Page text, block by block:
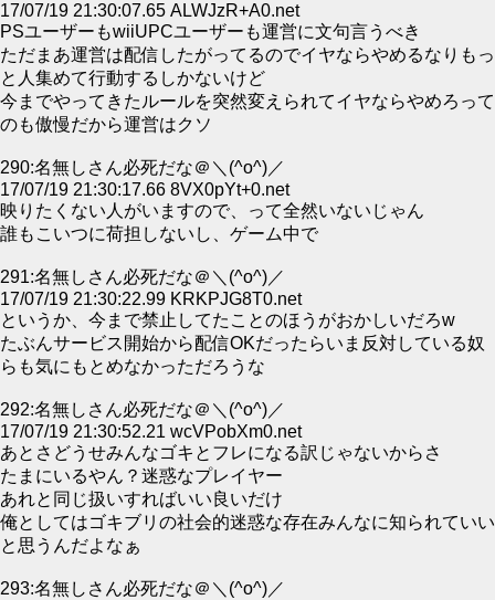
17/07/19 21:30:07.65 ALWJzR+A0.net
PSユーザーもwiiUPCユーザーも運営に文句言うべき
ただまあ運営は配信したがってるのでイヤならやめるなりもっ
と人集めて行動するしかないけど
今までやってきたルールを突然変えられてイヤならやめろって
のも傲慢だから運営はクソ
290:名無しさん必死だな＠＼(^o^)／
17/07/19 21:30:17.66 8VX0pYt+0.net
映りたくない人がいますので、って全然いないじゃん
誰もこいつに荷担しないし、ゲーム中で
291:名無しさん必死だな＠＼(^o^)／
17/07/19 21:30:22.99 KRKPJG8T0.net
というか、今まで禁止してたことのほうがおかしいだろw
たぶんサービス開始から配信OKだったらいま反対している奴
らも気にもとめなかっただろうな
292:名無しさん必死だな＠＼(^o^)／
17/07/19 21:30:52.21 wcVPobXm0.net
あとさどうせみんなゴキとフレになる訳じゃないからさ
たまにいるやん？迷惑なプレイヤー
あれと同じ扱いすればいい良いだけ
俺としてはゴキブリの社会的迷惑な存在みんなに知られていい
と思うんだよなぁ
293:名無しさん必死だな＠＼(^o^)／